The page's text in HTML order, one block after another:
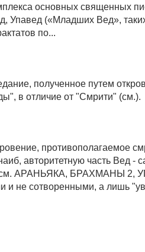
основных священных
Упавед («Младших Вед»,
по...
полученное путем
в отличие от "Смрити" (см.).
противополагаемое
авторитетную часть Вед -
(см. АРАНЬЯКА, БРАХМАНЫ
и не сотворенными, а лишь